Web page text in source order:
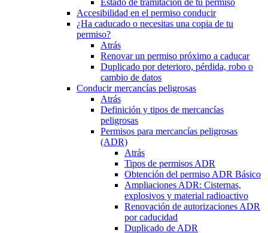
Estado de tramitación de tu permiso
Accesibilidad en el permiso conducir
¿Ha caducado o necesitas una copia de tu
permiso?
Atrás
Renovar un permiso próximo a caducar
Duplicado por deterioro, pérdida, robo o
cambio de datos
Conducir mercancías peligrosas
Atrás
Definición y tipos de mercancías
peligrosas
Permisos para mercancías peligrosas
(ADR)
Atrás
Tipos de permisos ADR
Obtención del permiso ADR Básico
Ampliaciones ADR: Cisternas,
explosivos y material radioactivo
Renovación de autorizaciones ADR
por caducidad
Duplicado de ADR